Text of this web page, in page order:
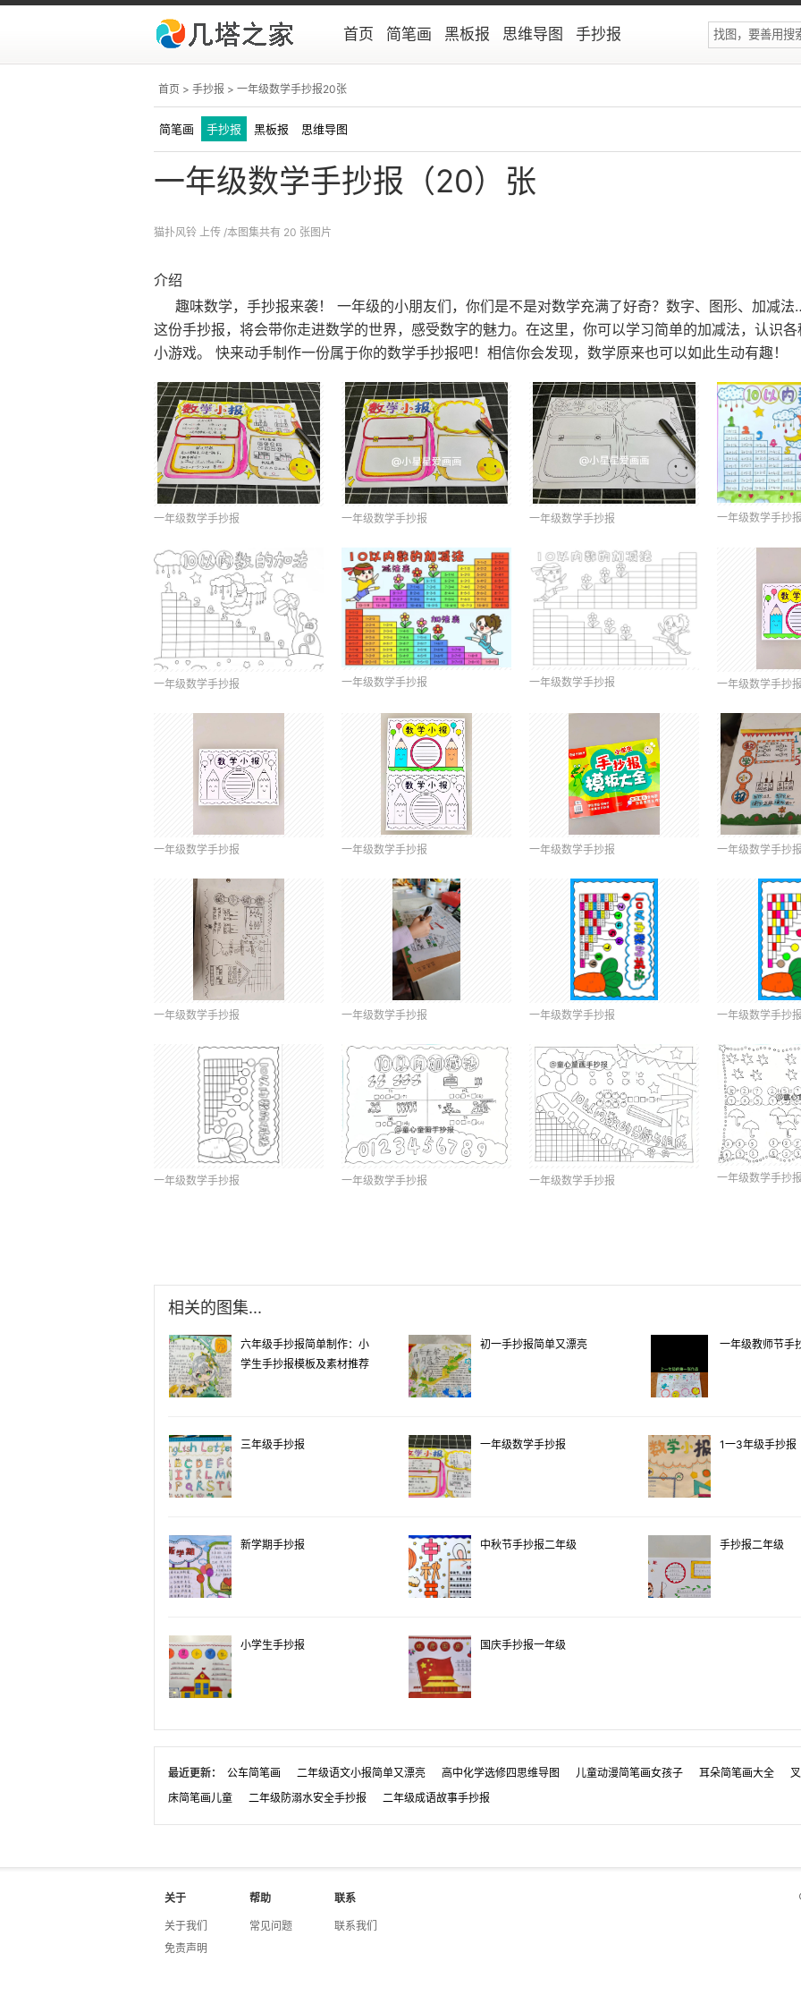
首页 简笔画 黑板报 思维导图 手抄报
首页 > 手抄报 > 一年级数学手抄报20张
简笔画 手抄报 黑板报 思维导图
一年级数学手抄报（20）张
猫扑风铃 上传 /本图集共有 20 张图片
介绍
趣味数学，手抄报来袭！ 一年级的小朋友们，你们是不是对数学充满了好奇？数字、图形、加减
这份手抄报，将会带你走进数学的世界，感受数字的魅力。在这里，你可以学习简单的加减法，认识
小游戏。 快来动手制作一份属于你的数学手抄报吧！相信你会发现，数学原来也可以如此生动有趣！
一年级数学手抄报 一年级数学手抄报 一年级数学手抄报 一年级数学手抄
一年级数学手抄报 一年级数学手抄报 一年级数学手抄报 一年级数学手抄
一年级数学手抄报 一年级数学手抄报 一年级数学手抄报 一年级数学手抄
一年级数学手抄报 一年级数学手抄报 一年级数学手抄报 一年级数学手抄
一年级数学手抄报 一年级数学手抄报 一年级数学手抄报 一年级数学手抄
相关的图集...
六年级手抄报简单制作：小
学生手抄报模板及素材推荐
初一手抄报简单又漂亮 一年级教师节手
三年级手抄报 一年级数学手抄报 1一3年级手抄报
新学期手抄报 中秋节手抄报二年级 手抄报二年级
小学生手抄报 国庆手抄报一年级
最近更新： 公车简笔画 二年级语文小报简单又漂亮 高中化学选修四思维导图 儿童动漫简笔画女孩子 耳朵简笔画大全
床简笔画儿童
二年级防溺水安全手抄报 二年级成语故事手抄报
关于
关于我们
免责声明
帮助
常见问题
联系
联系我们